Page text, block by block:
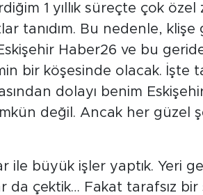
1 yıllık süreçte çok özel
tanıdım. Bu nedenle, klişe
Haber26 ve bu geride
bir köşesinde olacak. İşte
dolayı benim
değil. Ancak her güzel
ile büyük işler yaptık. Yeri
da çektik… Fakat tarafsız bir